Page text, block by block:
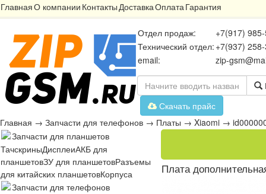
ГлавнаяО компании КонтактыДоставкаОплатаГарантия
Отдел продаж:
+7(917)
Технический отдел: +7(937)
email:
zip-
Скачать прайс
Главная → Запчасти для телефонов → Платы → Xiaomi →
Запчасти для планшетов
ТачскриныДисплеиАКБ для
планшетовЗУ для планшетовРазъемы
для китайских планшетовКорпуса
Запчасти для телефонов
Плата